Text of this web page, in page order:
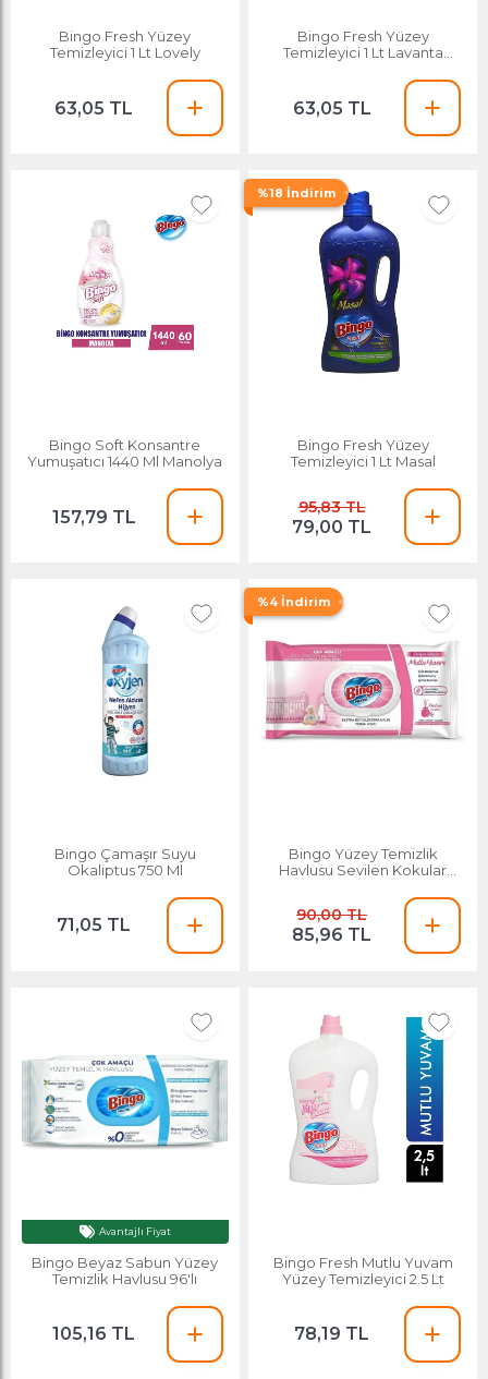
Bingo Fresh Yüzey
Temizleyici 1 Lt Lovely
63,05 TL
Bingo Fresh Yüzey
Temizleyici 1 Lt Lavanta
63,05 TL
Bingo Soft Konsantre
Yumuşatıcı 1440 Ml Manolya
157,79 TL
%18 İndirim
Bingo Fresh Yüzey
Temizleyici 1 Lt Masal
95,83 TL
79,00 TL
Bingo Çamaşır Suyu
Okaliptus 750 Ml
71,05 TL
%4 İndirim
Bingo Yüzey Temizlik
Havlusu Sevilen Kokular
90,00 TL
85,96 TL
Avantajlı Fiyat
Bingo Beyaz Sabun Yüzey
Temizlik Havlusu 96'lı
105,16 TL
Bingo Fresh Mutlu Yuvam
Yüzey Temizleyici 2.5 Lt
78,19 TL